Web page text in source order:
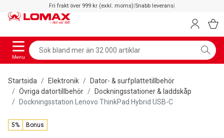
Fri frakt över 999 kr (exkl. moms)|Snabb leverans|
Menu
Startsida Elektronik
Dator- & surfplattetillbehör
Övriga datortillbehör
Dockningsstationer & laddskåp
Dockningsstation Lenovo ThinkPad Hybrid USB-C
5% Bonus